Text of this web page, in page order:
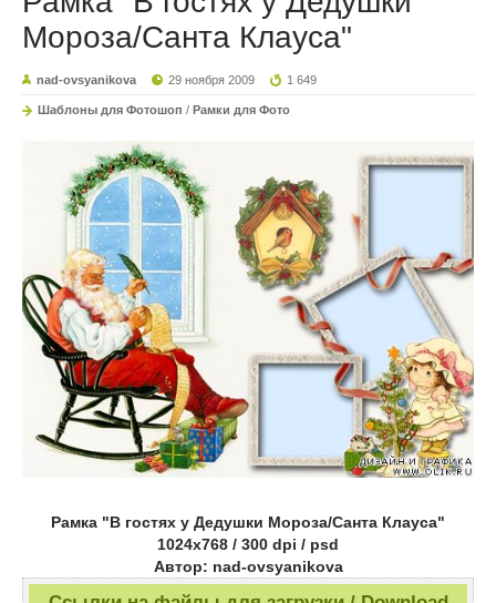
Мороза/Санта Клауса"
nad-ovsyanikova 29 ноября 2009 1 649
Шаблоны для Фотошоп / Рамки для Фото
Рамка "В гостях у Дедушки Мороза/Санта Клауса"
1024x768 / 300 dpi / psd
Автор: nad-ovsyanikova